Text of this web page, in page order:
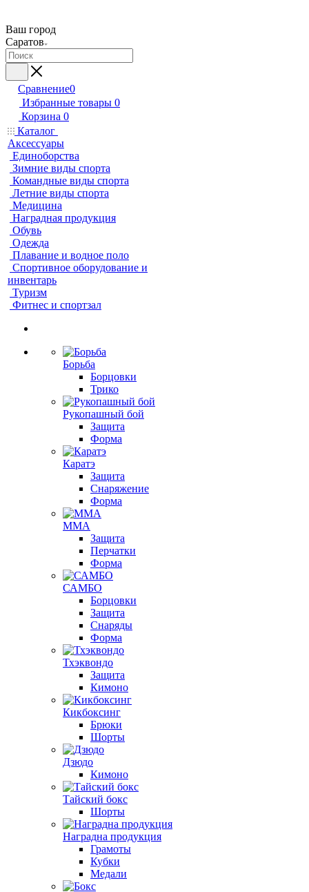
Ваш город
Саратов
Сравнение0
Избранные товары 0
Корзина 0
Каталог
Аксессуары
Единоборства
Зимние виды спорта
Командные виды спорта
Летние виды спорта
Медицина
Наградная продукция
Обувь
Одежда
Плавание и водное поло
Спортивное оборудование и
инвентарь
Туризм
Фитнес и спортзал
Борьба
Борцовки
Трико
Рукопашный бой
Защита
Форма
Каратэ
Защита
Снаряжение
Форма
ММА
Защита
Перчатки
Форма
САМБО
Борцовки
Защита
Снаряды
Форма
Тхэквондо
Защита
Кимоно
Кикбоксинг
Брюки
Шорты
Дзюдо
Кимоно
Тайский бокс
Шорты
Наградна продукция
Грамоты
Кубки
Медали